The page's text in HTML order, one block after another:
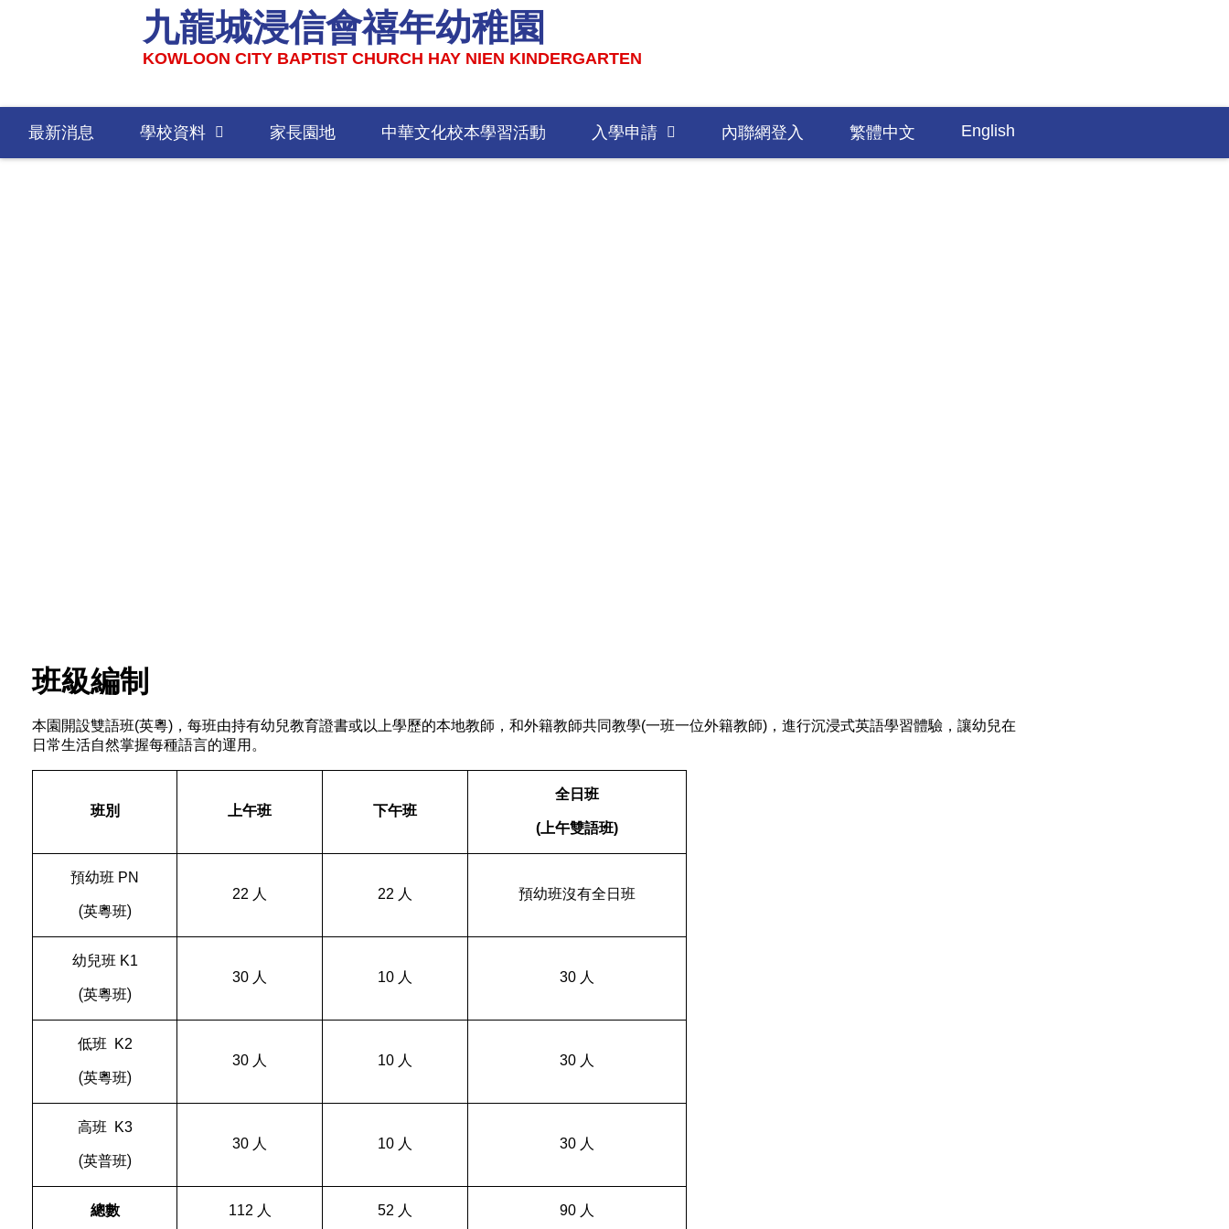
九龍城浸信會禧年幼稚園
KOWLOON CITY BAPTIST CHURCH HAY NIEN KINDERGARTEN
最新消息 學校資料 家長園地 中華文化校本學習活動 入學申請 內聯網登入 繁體中文 English
班級編制
本園開設雙語班(英粵) ，每班由持有幼兒教育證書或以上學歷的本地教師，和外籍教師共同教學(一班一位外籍教師) ，進行沉浸式英語學習體驗，讓幼兒在
日常生活自然掌握每種語言的運用。
班別 上午班 下午班
全日班
( 上午雙語班)
預幼班 PN
(英粵班)
22 人 22 人 預幼班沒有全日班
幼兒班 K1
(英粵班)
30 人 10 人 30 人
低班 K2
(英粵班)
30 人 10 人 30 人
高班 K3
(英普班)
30 人 10 人 30 人
總數 112 人 52 人 90 人